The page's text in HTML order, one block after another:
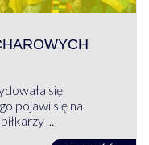
się
pojawi się na
...